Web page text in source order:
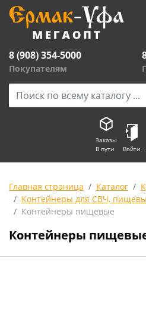
8 (908) 354-5000
Покупателям
Заказы
В пути
Войти
Главная страница Каталог
Контейнеры для СВЧ,
Контейнеры пищевые
Контейнеры